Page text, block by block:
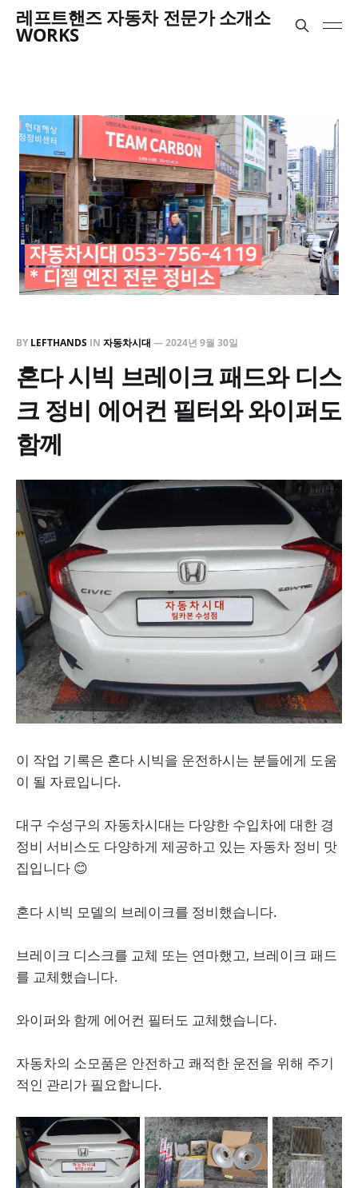
레프트핸즈 자동차 전문가 소개소
WORKS
BY LEFTHANDS IN 자동차시대 —2024년 9월 30일
혼다 시빅 브레이크 패드와 디스
크 정비 에어컨 필터와 와이퍼도
함께
이 작업 기록은 혼다 시빅을 운전하시는 분들에게 도움
이 될 자료입니다.
대구 수성구의 자동차시대는 다양한 수입차에 대한 경
정비 서비스도 다양하게 제공하고 있는 자동차 정비 맛
집입니다 😊
혼다 시빅 모델의 브레이크를 정비했습니다.
브레이크 디스크를 교체 또는 연마했고, 브레이크 패드
를 교체했습니다.
와이퍼와 함께 에어컨 필터도 교체했습니다.
자동차의 소모품은 안전하고 쾌적한 운전을 위해 주기
적인 관리가 필요합니다.